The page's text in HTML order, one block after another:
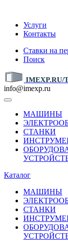
Услуги
Контакты
Ставки на
Поиск
IMEXP.RU/
info@imexp.ru
МАШИНЫ
СТАНКИ
Каталог
МАШИНЫ
СТАНКИ